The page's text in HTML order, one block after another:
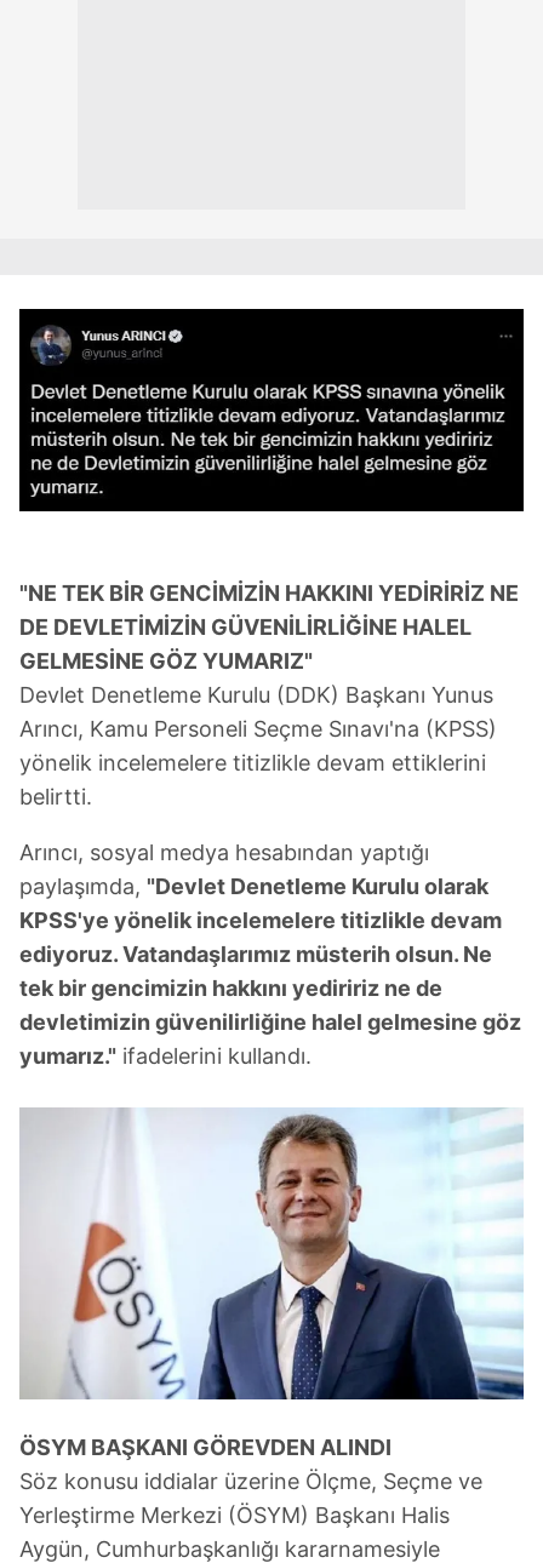
"NE TEK BİR GENCİMİZİN HAKKINI YEDİRİRİZ NE
DE DEVLETİMİZİN GÜVENİLİRLİĞİNE HALEL
GELMESİNE GÖZ YUMARIZ"
Devlet Denetleme Kurulu (DDK) Başkanı Yunus
Arıncı, Kamu Personeli Seçme Sınavı'na (KPSS)
yönelik incelemelere titizlikle devam ettiklerini
belirtti.
Arıncı, sosyal medya hesabından yaptığı
paylaşımda, "Devlet Denetleme Kurulu olarak
KPSS'ye yönelik incelemelere titizlikle devam
ediyoruz. Vatandaşlarımız müsterih olsun. Ne
tek bir gencimizin hakkını yediririz ne de
devletimizin güvenilirliğine halel gelmesine göz
yumarız." ifadelerini kullandı.
ÖSYM BAŞKANI GÖREVDEN ALINDI
Söz konusu iddialar üzerine Ölçme, Seçme ve
Yerleştirme Merkezi (ÖSYM) Başkanı Halis
Aygün, Cumhurbaşkanlığı kararnamesiyle